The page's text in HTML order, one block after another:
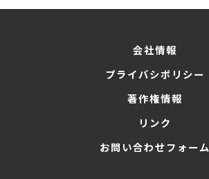
会社情報
プライバシポリシー
著作権情報
リンク
お問い合わせフォーム